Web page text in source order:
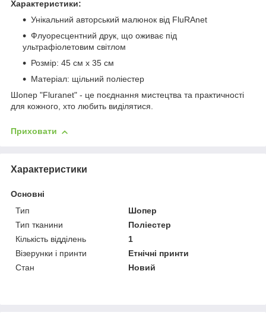
Характеристики:
Унікальний авторський малюнок від FluRAnet
Флуоресцентний друк, що оживає під
ультрафіолетовим світлом
Розмір: 45 см х 35 см
Матеріал: щільний поліестер
Шопер "Fluranet" - це поєднання мистецтва та практичності
для кожного, хто любить виділятися.
Приховати
Характеристики
Основні
Тип
Шопер
Тип тканини
Поліестер
Кількість відділень
1
Візерунки і принти
Етнічні принти
Стан
Новий